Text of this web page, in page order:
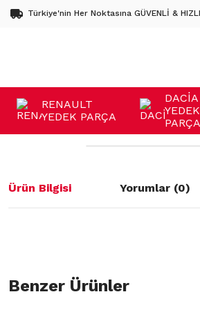
Türkiye'nin Her Noktasına GÜVENLİ &
RENAULT
YEDEK PARÇA
DACİA
YEDEK
PARÇA
Ürün Bilgisi Yorumlar (0)
öneri formunu kullanarak tarafımıza
Benzer Ürünler